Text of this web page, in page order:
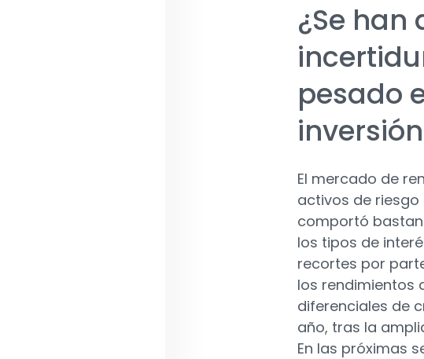
¿Se han
pesado
El mercado de
activos de
comportó
los tipos de
recortes por
los rendimientos
diferenciales de
año, tras la
En las próximas